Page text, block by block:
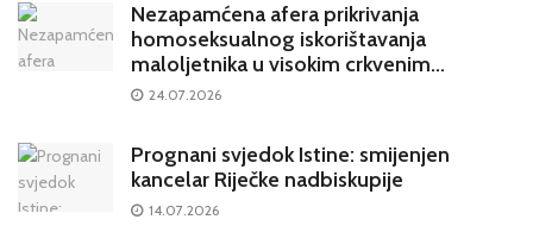
Nezapamćena afera prikrivanja
homoseksualnog iskorištavanja
maloljetnika u visokim crkvenim
krugovima potresa Hrvatsku
24.07.2026
Prognani svjedok Istine: smijenjen
kancelar Riječke nadbiskupije
14.07.2026